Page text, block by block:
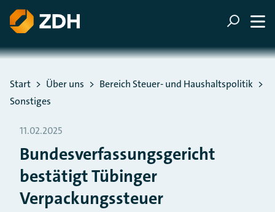
ZUM HAUPTINHALT SPRINGEN
ZUR SUCHE SPRINGEN
Sie befinden sich hier:
Start Über uns
Bereich Steuer- und Haushaltspolitik
Sonstiges
11.02.2025
Bundesverfassungsgericht
bestätigt Tübinger
Verpackungssteuer